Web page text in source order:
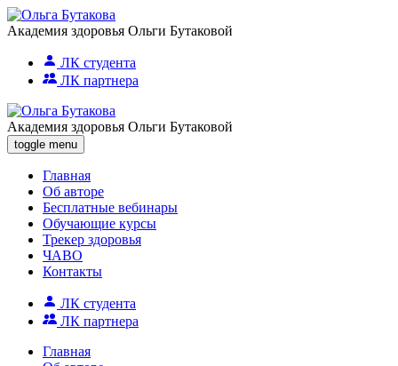
Академия здоровья Ольги Бутаковой
ЛК студента
ЛК партнера
Академия здоровья Ольги Бутаковой
toggle menu
Главная
Об авторе
Бесплатные вебинары
Обучающие курсы
Трекер здоровья
ЧАВО
Контакты
ЛК студента
ЛК партнера
Главная